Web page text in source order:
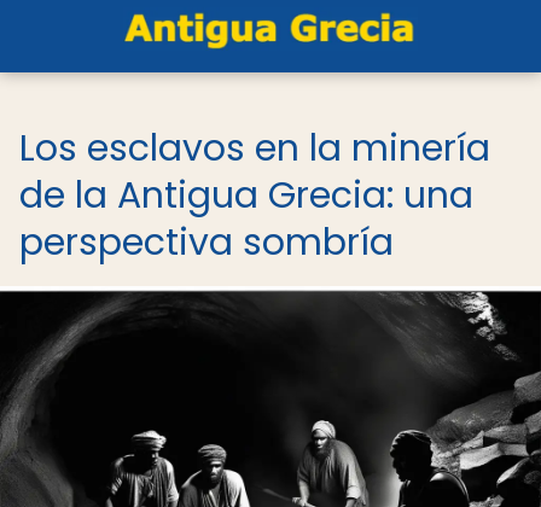
Los esclavos en la minería
de la Antigua Grecia: una
perspectiva sombría